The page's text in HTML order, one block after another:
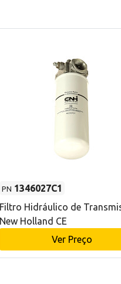
PN 1346027C1
Filtro Hidráulico de
New Holland CE
Ver Preço